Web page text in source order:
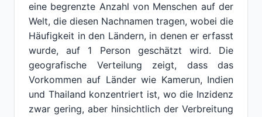
eine begrenzte Anzahl von Menschen auf der
Welt, die diesen Nachnamen tragen, wobei die
Häufigkeit in den Ländern, in denen er erfasst
wurde, auf 1 Person geschätzt wird. Die
geografische Verteilung zeigt, dass das
Vorkommen auf Länder wie Kamerun, Indien
und Thailand konzentriert ist, wo die Inzidenz
zwar gering, aber hinsichtlich der Verbreitung